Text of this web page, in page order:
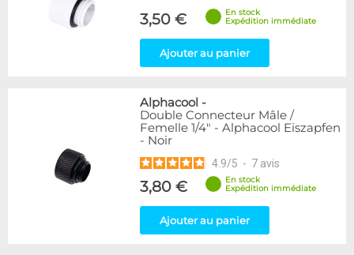
3,50 €
En stock
Expédition immédiate
Ajouter au panier
Alphacool -
Double Connecteur Mâle /
Femelle 1/4" - Alphacool Eiszapfen
- Noir
4.9/5 - 7 avis
3,80 €
En stock
Expédition immédiate
Ajouter au panier